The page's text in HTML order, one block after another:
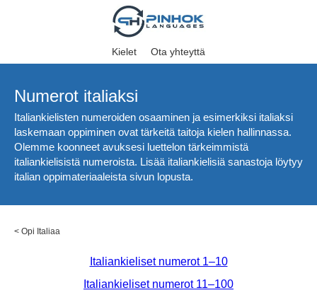
Kielet Ota yhteyttä
Numerot italiaksi
Italiankielisten numeroiden osaaminen ja esimerkiksi italiaksi
laskemaan oppiminen ovat tärkeitä taitoja kielen hallinnassa.
Olemme koonneet avuksesi luettelon tärkeimmistä
italiankielisistä numeroista. Lisää italiankielisiä sanastoja löytyy
italian oppimateriaaleista sivun lopusta.
< Opi Italiaa
Italiankieliset numerot 1–10
Italiankieliset numerot 11–100